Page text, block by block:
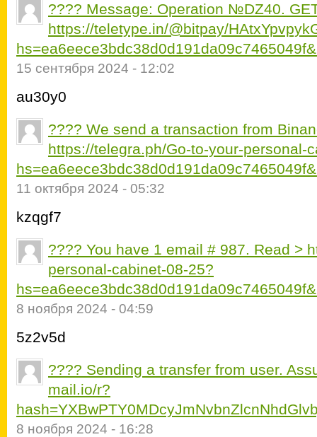
???? Message: Operation №DZ40.
https://teletype.in/@bitpay/
15 сентября 2024 - 12:02
au30y0
???? We send a transaction from
https://telegra.ph/Go-to-your-personal-
11 октября 2024 - 05:32
kzqgf7
???? You have 1 email # 987. Read >
personal-cabinet-08-25?
8 ноября 2024 - 04:59
5z2v5d
???? Sending a transfer from user.
mail.io/r?
8 ноября 2024 - 16:28